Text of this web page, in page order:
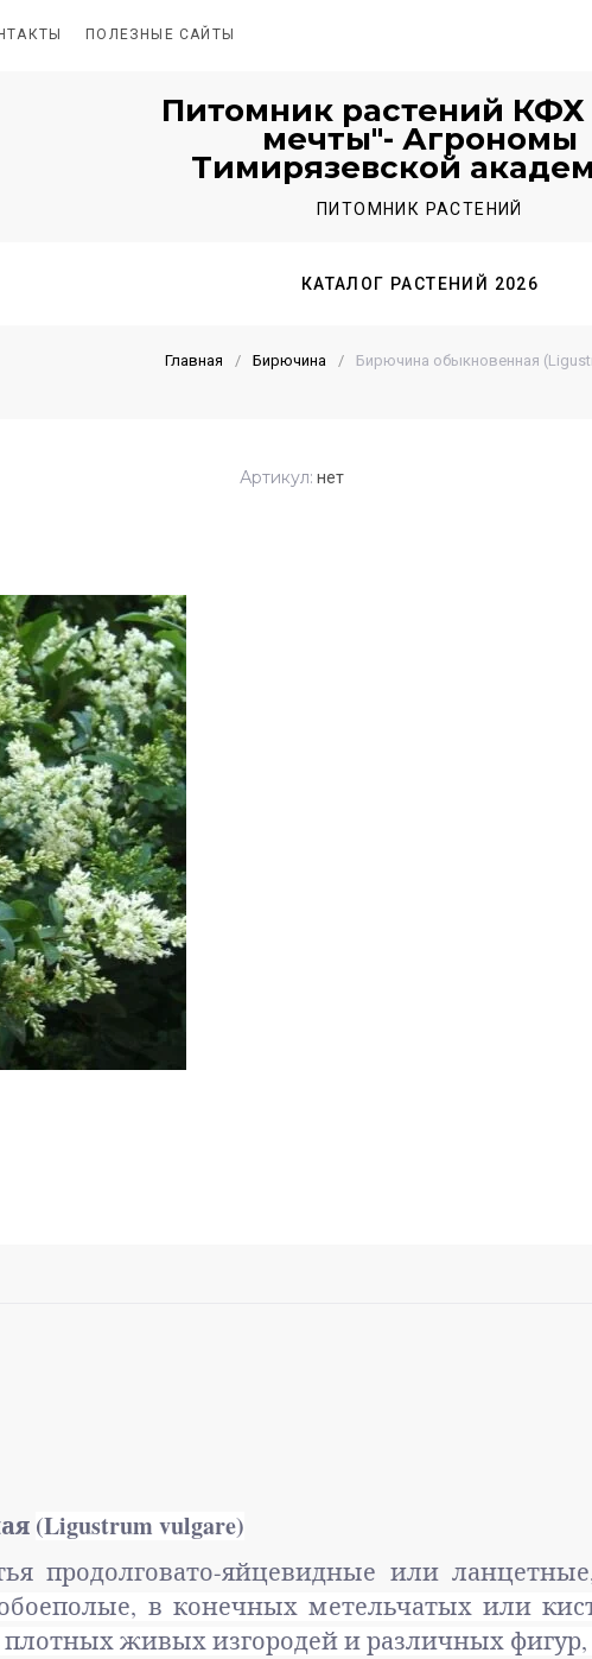
ПОЛЕЗНЫЕ САЙТЫ
Питомник растений КФХ
мечты"- Агрономы
Тимирязевской
ПИТОМНИК РАСТЕНИЙ
КАТАЛОГ РАСТЕНИЙ 2026
Главная / Бирючина / Бирючина обыкновенная
Артикул: нет
(Ligustrum vulgare)
продолговато-яйцевидные или
в конечных метельчатых или
плотных живых изгородей и различных